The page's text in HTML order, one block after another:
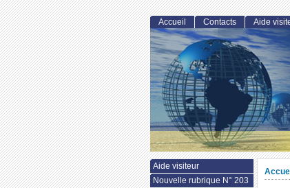
Accueil Contacts Aide
Aide visiteur
Nouvelle rubrique N° 203